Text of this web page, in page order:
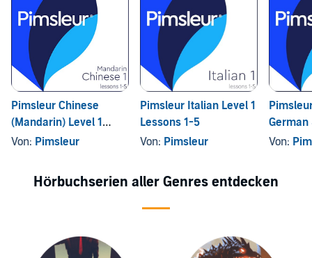
Pimsleur Chinese
(Mandarin) Level 1
Lessons 1-5
Von: Pimsleur
Pimsleur Italian Level 1
Lessons 1-5
Von: Pimsleur
German
Level 1
Von:
Hörbuchserien aller Genres entdecken